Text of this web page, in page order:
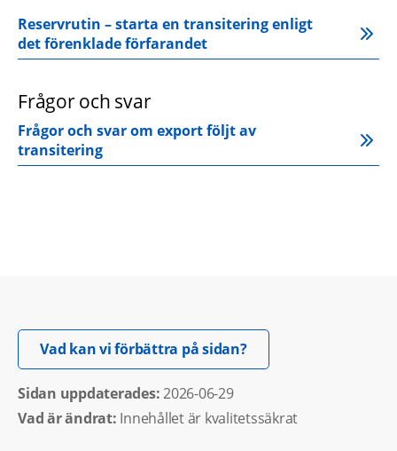
Reservrutin – starta en transitering enligt
det förenklade förfarandet
Frågor och svar
Frågor och svar om export följt av
transitering
Vad kan vi förbättra på sidan?Öppnas i nytt fönster.
Sidan uppdaterades: 2026-06-29
Vad är ändrat: Innehållet är kvalitetssäkrat